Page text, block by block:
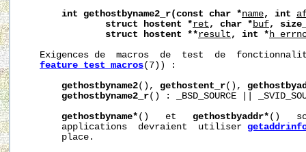
int gethostbyname2_r(const char *name, int
struct
hostent *ret , char *buf,
struct
hostent **result , int *
Exigences de  macros  de  test  de
feature_test_macros(7)) :
gethostbyname2(), gethostent_r(),
gethostbyname2_r() : _BSD_SOURCE ||
gethostbyname* ()   et gethostbyaddr* ()
       applications  devraient  utiliser
       place.